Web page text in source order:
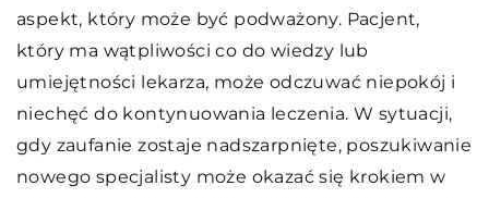
aspekt, który może być podważony. Pacjent,
który ma wątpliwości co do wiedzy lub
umiejętności lekarza, może odczuwać niepokój i
niechęć do kontynuowania leczenia. W sytuacji,
gdy zaufanie zostaje nadszarpnięte, poszukiwanie
nowego specjalisty może okazać się krokiem w